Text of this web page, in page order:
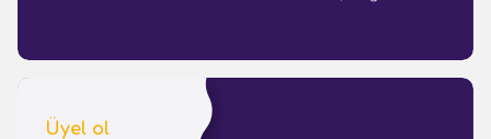
Üyel ol